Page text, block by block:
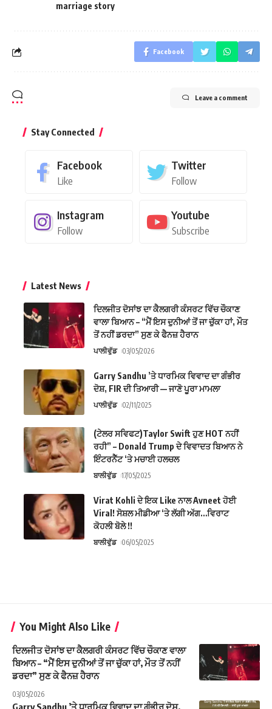
marriage story
Facebook
Leave a comment
Stay Connected
Facebook
Like
Twitter
Follow
Instagram
Follow
Youtube
Subscribe
Latest News
ਦਿਲਜੀਤ ਦੋਸਾਂਝ ਦਾ ਕੈਲਗਰੀ ਕੰਸਰਟ ਵਿੱਚ ਚੌਕਾਣ
ਵਾਲਾ ਬਿਆਨ – “ਮੈਂ ਇਸ ਦੁਨੀਆਂ ਤੋਂ ਜਾ ਚੁੱਕਾ ਹਾਂ, ਮੌਤ
ਤੋਂ ਨਹੀਂ ਡਰਦਾ” ਸੁਣ ਕੇ ਫੈਨਜ਼ ਹੈਰਾਨ
ਪਾਲੀਵੁੱਡ 03/05/2026
Garry Sandhu ’ਤੇ ਧਾਰਮਿਕ ਵਿਵਾਦ ਦਾ ਗੰਭੀਰ
ਦੋਸ਼, FIR ਦੀ ਤਿਆਰੀ — ਜਾਣੋ ਪੂਰਾ ਮਾਮਲਾ
ਪਾਲੀਵੁੱਡ 02/11/2025
(ਟੇਲਰ ਸਵਿਫਟ)Taylor Swift ਹੁਣ HOT ਨਹੀਂ
ਰਹੀ” – Donald Trump ਦੇ ਵਿਵਾਦਤ ਬਿਆਨ ਨੇ
ਇੰਟਰਨੈੱਟ ‘ਤੇ ਮਚਾਈ ਹਲਚਲ
ਬਾਲੀਵੁੱਡ 17/05/2025
Virat Kohli ਦੇ ਇਕ Like ਨਾਲ Avneet ਹੋਈ
Viral! ਸੋਸ਼ਲ ਮੀਡੀਆ ‘ਤੇ ਲੱਗੀ ਅੱਗ…ਵਿਰਾਟ
ਕੋਹਲੀ ਬੋਲੇ !!
ਬਾਲੀਵੁੱਡ 06/05/2025
You Might Also Like
ਦਿਲਜੀਤ ਦੋਸਾਂਝ ਦਾ ਕੈਲਗਰੀ ਕੰਸਰਟ ਵਿੱਚ ਚੌਕਾਣ ਵਾਲਾ
ਬਿਆਨ – “ਮੈਂ ਇਸ ਦੁਨੀਆਂ ਤੋਂ ਜਾ ਚੁੱਕਾ ਹਾਂ, ਮੌਤ ਤੋਂ ਨਹੀਂ
ਡਰਦਾ” ਸੁਣ ਕੇ ਫੈਨਜ਼ ਹੈਰਾਨ
03/05/2026
Garry Sandhu ’ਤੇ ਧਾਰਮਿਕ ਵਿਵਾਦ ਦਾ ਗੰਭੀਰ ਦੋਸ਼,